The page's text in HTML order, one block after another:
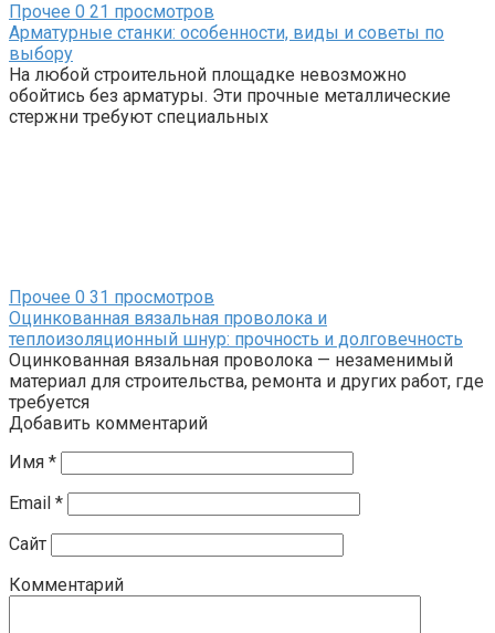
Прочее 0 21 просмотров
Арматурные станки: особенности, виды и советы по
выбору
На любой строительной площадке невозможно
обойтись без арматуры. Эти прочные металлические
стержни требуют специальных
Прочее 0 31 просмотров
Оцинкованная вязальная проволока и
теплоизоляционный шнур: прочность и долговечность
Оцинкованная вязальная проволока — незаменимый
материал для строительства, ремонта и других работ, где
требуется
Добавить комментарий
Имя *
Email *
Сайт
Комментарий